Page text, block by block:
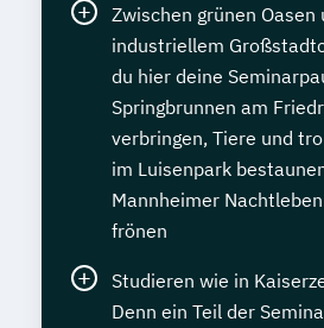
Zwischen grünen Oasen
industriellem
du hier deine
Springbrunnen am
verbringen, Tiere und
im Luisenpark
Mannheimer
frönen
Studieren wie in
Denn ein Teil der